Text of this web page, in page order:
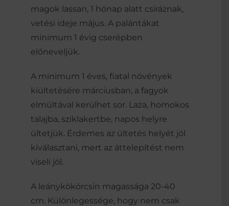
magok lassan, 1 hónap alatt csíráznak,
vetési ideje május. A palántákat
minimum 1 évig cserépben
előneveljük.
A minimum 1 éves, fiatal növények
kiültetésére márciusban, a fagyok
elmúltával kerülhet sor. Laza, homokos
talajba, sziklakertbe, napos helyre
ültetjük. Érdemes az ültetés helyét jól
kiválasztani, mert az áttelepítést nem
viseli jól.
A leánykökörcsin magassága 20-40
cm. Különlegessége, hogy nem csak